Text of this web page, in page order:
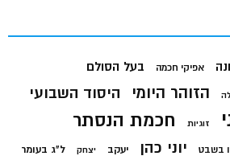
אפיקי חכמה בעל הסולם
הזוהר היומי היסוד השבועי
זוגיות חכמת הנסתר
בשבט יוני כהן יעקב יצחק ל"ג בעומר